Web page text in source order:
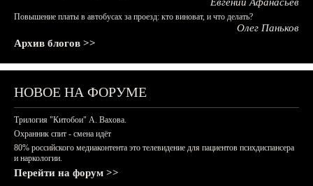
Повышение платы в автобусах за проезд: кто виноват, и что делать?
Олег Паньков
Архив блогов >>
НОВОЕ НА ФОРУМЕ
Трилогия "Китобои" А. Вахова.
Охранник спит - смена идёт
80% российского медиаконтента это телевидение для пациентов психдиспансера
и наркологии.
Перейти на форум >>